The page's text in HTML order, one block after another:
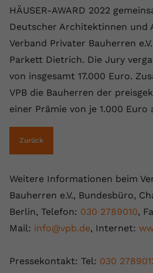
HÄUSER-AWARD 2022
Deutscher Architektinnen und
Verband Privater Bauherren
Parkett Dietrich. Die Jury
von insgesamt 17.000 Euro.
VPB die Bauherren der
einer Prämie von je 1.000 Euro
Zurück
Weitere Informationen beim
Bauherren e.V., Bundesbüro,
Berlin, Telefon: 030 2789010,
Mail: info@vpb.de, Internet:
Pressekontakt: Tel: 030